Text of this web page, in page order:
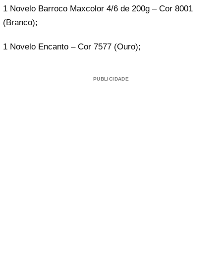
1 Novelo Barroco Maxcolor 4/6 de 200g – Cor 8001
(Branco);
1 Novelo Encanto – Cor 7577 (Ouro);
PUBLICIDADE